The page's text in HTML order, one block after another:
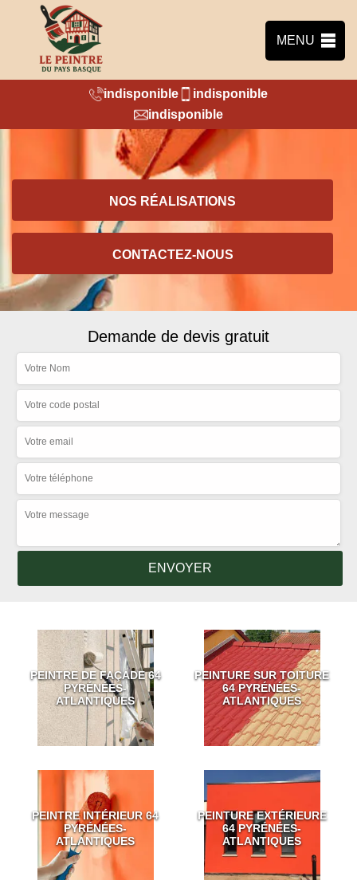
MENU
indisponible
indisponible
indisponible
NOS RÉALISATIONS
CONTACTEZ-NOUS
Demande de devis gratuit
PEINTRE DE FAÇADE 64
PYRÉNÉES-
ATLANTIQUES
PEINTURE SUR TOITURE
64 PYRÉNÉES-
ATLANTIQUES
PEINTRE INTÉRIEUR 64
PYRÉNÉES-
ATLANTIQUES
PEINTURE EXTÉRIEURE
64 PYRÉNÉES-
ATLANTIQUES